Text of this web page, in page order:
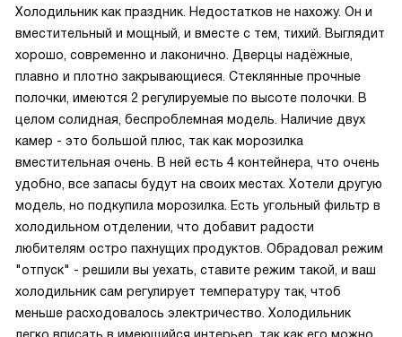
Холодильник как праздник. Недостатков не нахожу. Он и
вместительный и мощный, и вместе с тем, тихий. Выглядит
хорошо, современно и лаконично. Дверцы надёжные,
плавно и плотно закрывающиеся. Стеклянные прочные
полочки, имеются 2 регулируемые по высоте полочки. В
целом солидная, беспроблемная модель. Наличие двух
камер - это большой плюс, так как морозилка
вместительная очень. В ней есть 4 контейнера, что очень
удобно, все запасы будут на своих местах. Хотели другую
модель, но подкупила морозилка. Есть угольный фильтр в
холодильном отделении, что добавит радости
любителям остро пахнущих продуктов. Обрадовал режим
"отпуск" - решили вы уехать, ставите режим такой, и ваш
холодильник сам регулирует температуру так, чтоб
меньше расходовалось электричество. Холодильник